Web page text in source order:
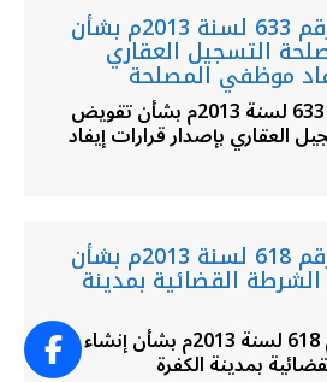
قرار وزير العدل رقم 633 لسنة 2013م بشأن
التسجيل العقاري
موظفي المصلحة
قرار وزير العدل رقم 633 لسنة 2013م بشأن تقويض
العقاري بإصدار قرارات إيفاد
قرار وزير العدل رقم 618 لسنة 2013م بشأن
القضائية بمدينة
قرار وزير العدل رقم 618 لسنة 2013م بشأن إنشاء
بمدينة الكفرة